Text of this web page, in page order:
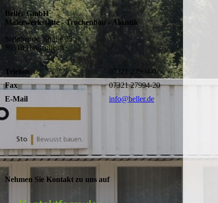
Beller GmbH
Malerwerkstätte - Trockenbau - Akustik
Steinheimer Straße 35
89518 Heidenheim
Telefon
07321 27994-0
Fax
07321 27994-20
E-Mail
info@beller.de
Nehmen Sie Kontakt zu uns auf